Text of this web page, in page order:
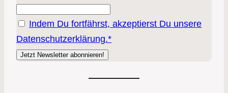
Indem Du fortfährst, akzeptierst Du unsere
Datenschutzerklärung.*